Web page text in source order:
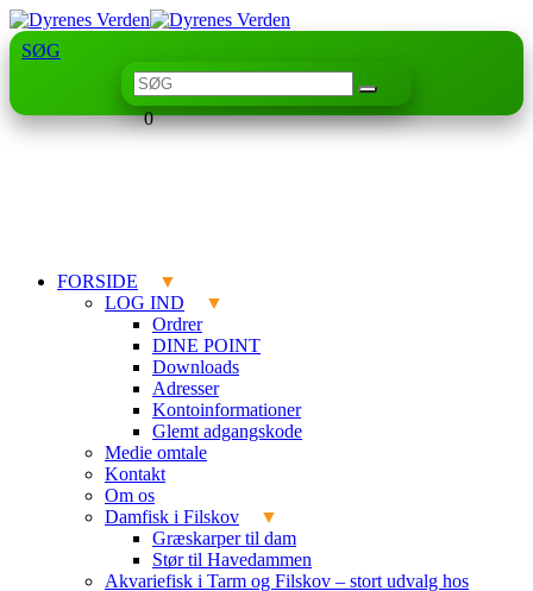
SØG
0
FORSIDE
LOG IND
Ordrer
DINE POINT
Downloads
Adresser
Kontoinformationer
Glemt adgangskode
Medie omtale
Kontakt
Om os
Damfisk i Filskov
Græskarper til dam
Stør til Havedammen
Akvariefisk i Tarm og Filskov – stort udvalg hos